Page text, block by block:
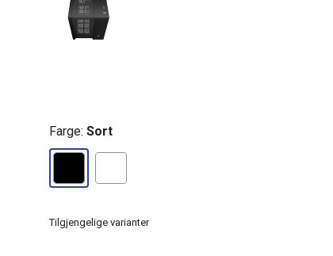
Farge: Sort
Tilgjengelige varianter